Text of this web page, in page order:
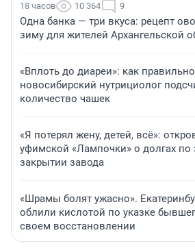
18 часов 10 364 9
Одна банка — три вкуса: рецепт
зиму для жителей Архангельской
«Вплоть до диареи»: как
новосибирский нутрициолог
количество чашек
«Я потерял жену, детей, всё»:
уфимской «Лампочки» о долгах по
закрытии завода
«Шрамы болят ужасно».
облили кислотой по указке
своем восстановлении